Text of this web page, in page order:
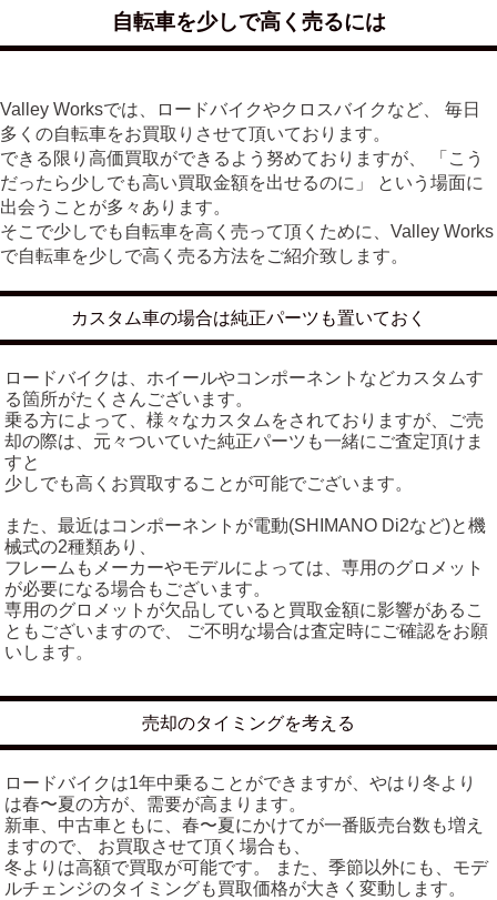
自転車を少しで高く売るには
Valley Worksでは、ロードバイクやクロスバイクなど、 毎日
多くの自転車をお買取りさせて頂いております。
できる限り高価買取ができるよう努めておりますが、 「こう
だったら少しでも高い買取金額を出せるのに」 という場面に
出会うことが多々あります。
そこで少しでも自転車を高く売って頂くために、Valley Works
で自転車を少しで高く売る方法をご紹介致します。
カスタム車の場合は純正パーツも置いておく
ロードバイクは、ホイールやコンポーネントなどカスタムす
る箇所がたくさんございます。
乗る方によって、様々なカスタムをされておりますが、ご売
却の際は、元々ついていた純正パーツも一緒にご査定頂けま
すと
少しでも高くお買取することが可能でございます。
また、最近はコンポーネントが電動(SHIMANO Di2など)と機
械式の2種類あり、
フレームもメーカーやモデルによっては、専用のグロメット
が必要になる場合もございます。
専用のグロメットが欠品していると買取金額に影響があるこ
ともございますので、 ご不明な場合は査定時にご確認をお願
いします。
売却のタイミングを考える
ロードバイクは1年中乗ることができますが、やはり冬より
は春〜夏の方が、需要が高まります。
新車、中古車ともに、春〜夏にかけてが一番販売台数も増え
ますので、 お買取させて頂く場合も、
冬よりは高額で買取が可能です。 また、季節以外にも、モデ
ルチェンジのタイミングも買取価格が大きく変動します。